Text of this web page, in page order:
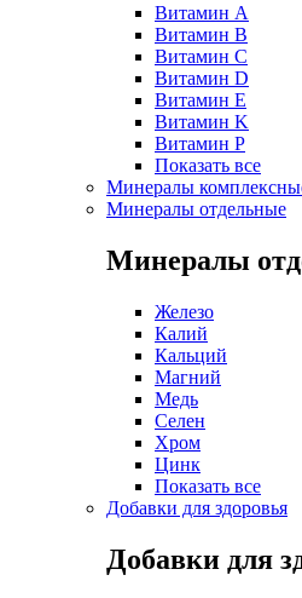
Витамин A
Витамин B
Витамин C
Витамин D
Витамин E
Витамин K
Витамин P
Показать все
Минералы
Минералы отдельные
Минералы
Железо
Калий
Кальций
Магний
Медь
Селен
Хром
Цинк
Показать все
Добавки для здоровья
Добавки для